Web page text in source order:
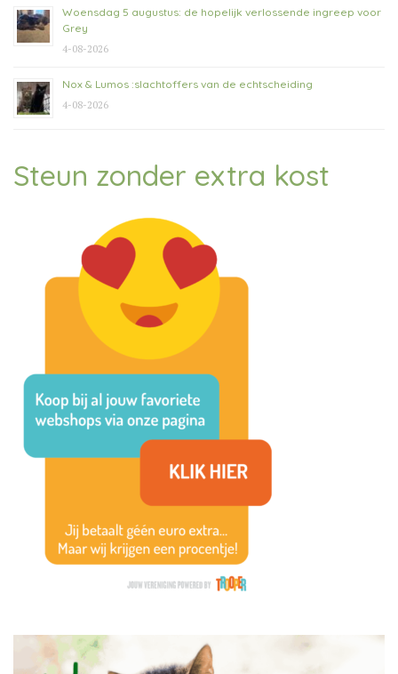
Woensdag 5 augustus: de hopelijk verlossende ingreep voor
Grey
4-08-2026
Nox & Lumos :slachtoffers van de echtscheiding
4-08-2026
Steun zonder extra kost